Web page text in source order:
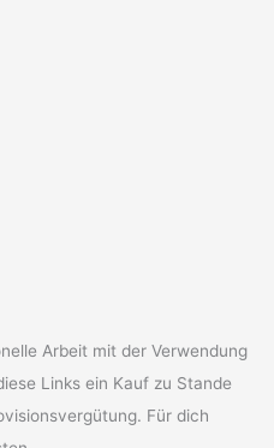
Arbeit mit der Verwendung
Links ein Kauf zu Stande
Für dich